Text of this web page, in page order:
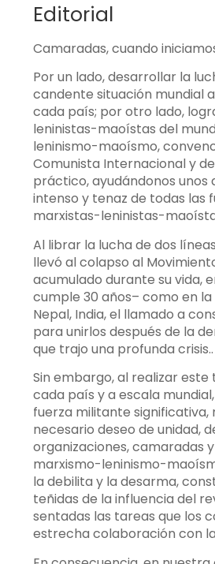
Editorial
Camaradas, cuando
Por un lado, desarrollar la
candente situación mundial
cada país; por otro lado,
leninistas-maoístas del
leninismo-maoísmo,
Comunista Internacional y
práctico, ayudándonos unos
intenso y tenaz de todas las
marxistas-leninistas-
Al librar la lucha de dos
llevó al colapso al
acumulado durante su vida,
cumple 30 años– como en
Nepal, India, el llamado a
para unirlos después de la
que trajo una profunda crisis..
Sin embargo, al realizar
cada país y a escala
fuerza militante significativa,
necesario deseo de unidad,
organizaciones, camaradas
marxismo-leninismo-
la debilita y la desarma,
teñidas de la influencia del
sentadas las tareas que los
estrecha colaboración con